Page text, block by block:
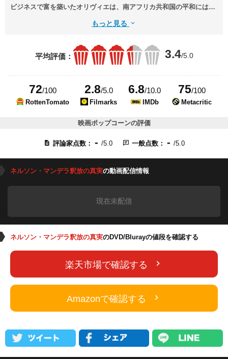
ビジネスで富を築いたオリヴィエは、南アフリカ共和国の平和にはネ
もっと見る
平均評価： 3.4/5.0
72/100
RottenTomato
2.8/5.0
Filmarks
6.8/10.0
IMDb
75/100
Metacritic
映画ポップコーンの評価
評論家点数： - /5.0 一般点数： - /5.0
ネルソン・マンデラ釈放の真実の動画配信情報
現在未配信
ネルソン・マンデラ釈放の真実のDVD/Blurayの値段を確認する
楽天市場で確認する
Amazonで確認する